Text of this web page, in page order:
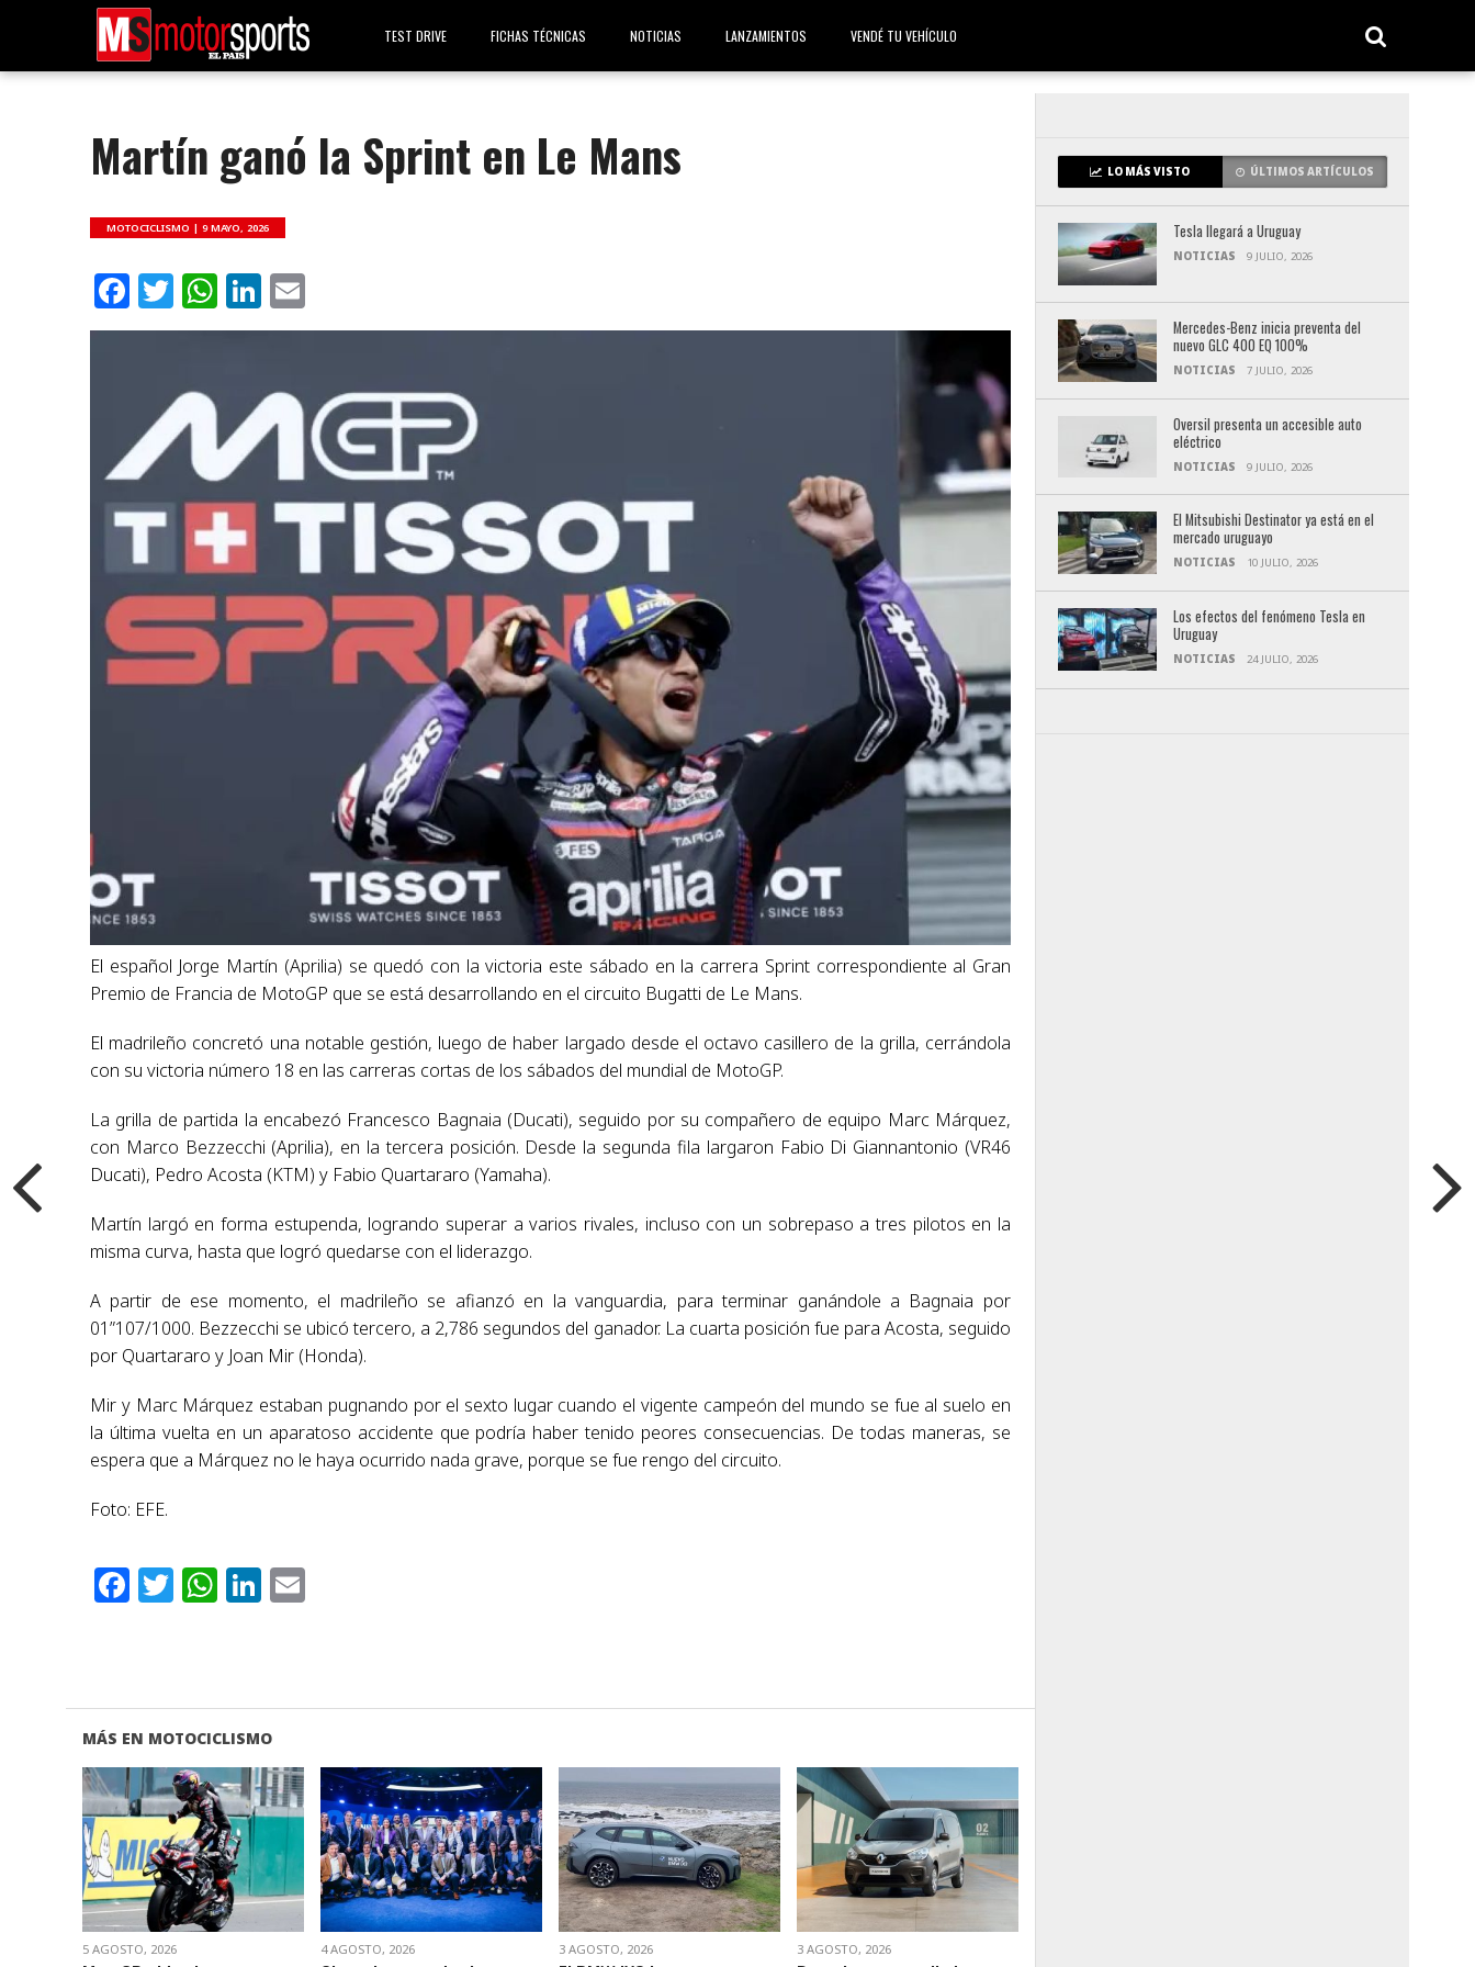
TEST DRIVE FICHAS TÉCNICAS NOTICIAS LANZAMIENTOS VENDÉ TU VEHÍCULO
Martín ganó la Sprint en Le Mans
MOTOCICLISMO |9 MAYO, 2026
Facebook
Twitter
WhatsApp
LinkedIn
El español Jorge Martín (Aprilia) se quedó con la victoria este sábado en la carrera Sprint correspondiente al Gran
Premio de Francia de MotoGP que se está desarrollando en el circuito Bugatti de Le Mans.
El madrileño concretó una notable gestión, luego de haber largado desde el octavo casillero de la grilla, cerrándola
con su victoria número 18 en las carreras cortas de los sábados del mundial de MotoGP.
La grilla de partida la encabezó Francesco Bagnaia (Ducati), seguido por su compañero de equipo Marc Márquez,
con Marco Bezzecchi (Aprilia), en la tercera posición. Desde la segunda fila largaron Fabio Di Giannantonio (VR46
Ducati), Pedro Acosta (KTM) y Fabio Quartararo (Yamaha).
Martín largó en forma estupenda, logrando superar a varios rivales, incluso con un sobrepaso a tres pilotos en la
misma curva, hasta que logró quedarse con el liderazgo.
A partir de ese momento, el madrileño se afianzó en la vanguardia, para terminar ganándole a Bagnaia por
01”107/1000. Bezzecchi se ubicó tercero, a 2,786 segundos del ganador. La cuarta posición fue para Acosta, seguido
por Quartararo y Joan Mir (Honda).
Mir y Marc Márquez estaban pugnando por el sexto lugar cuando el vigente campeón del mundo se fue al suelo en
la última vuelta en un aparatoso accidente que podría haber tenido peores consecuencias. De todas maneras, se
espera que a Márquez no le haya ocurrido nada grave, porque se fue rengo del circuito.
Foto: EFE.
Facebook
Twitter
WhatsApp
LinkedIn
MÁS EN MOTOCICLISMO
VER NOTA
5 AGOSTO, 2026
VER NOTA
4 AGOSTO, 2026
VER NOTA
3 AGOSTO, 2026
VER NOTA
3 AGOSTO, 2026
LO MÁS VISTO ÚLTIMOS ARTÍCULOS
Tesla llegará a Uruguay
NOTICIAS 9 JULIO, 2026
Mercedes-Benz inicia preventa del
nuevo GLC 400 EQ 100%
NOTICIAS 7 JULIO, 2026
Oversil presenta un accesible auto
eléctrico
NOTICIAS 9 JULIO, 2026
El Mitsubishi Destinator ya está en el
mercado uruguayo
NOTICIAS 10 JULIO, 2026
Los efectos del fenómeno Tesla en
Uruguay
NOTICIAS 24 JULIO, 2026